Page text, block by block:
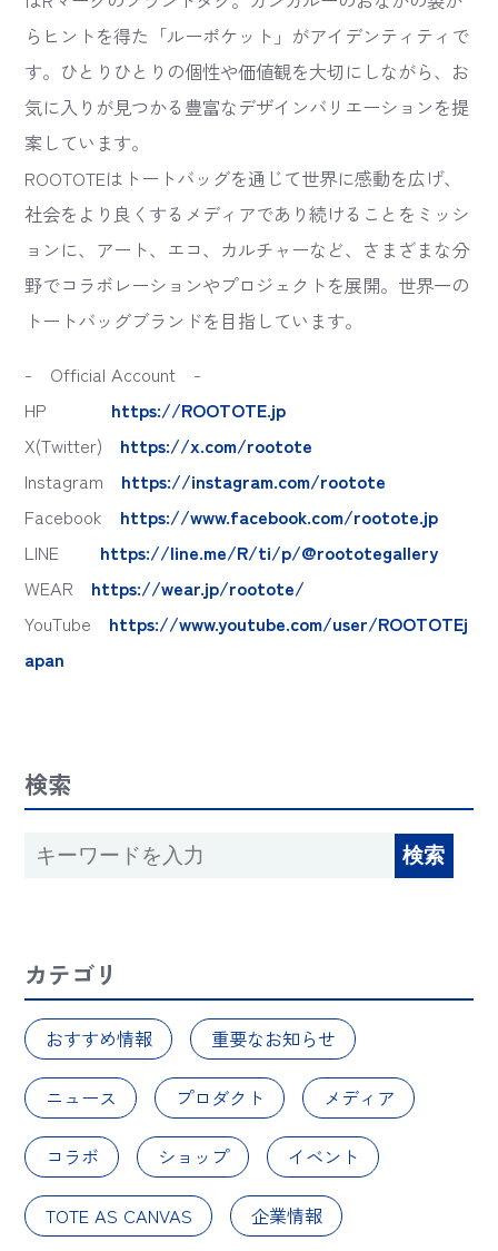
らヒントを得た「ルーポケット」がアイデンティティで
す。ひとりひとりの個性や価値観を大切にしながら、お
気に入りが見つかる豊富なデザインバリエーションを提
案しています。
ROOTOTEはトートバッグを通じて世界に感動を広げ、
社会をより良くするメディアであり続けることをミッシ
ョンに、アート、エコ、カルチャーなど、さまざまな分
野でコラボレーションやプロジェクトを展開。世界一の
トートバッグブランドを目指しています。
- Official Account -
HP https://ROOTOTE.jp
X(Twitter) https://x.com/rootote
Instagram https://instagram.com/rootote
Facebook https://www.facebook.com/rootote.jp
LINE https://line.me/R/ti/p/@roototegallery
WEAR https://wear.jp/rootote/
YouTube https://www.youtube.com/user/ROOTOTEj
apan
検索
カテゴリ
おすすめ情報 重要なお知らせ
ニュース プロダクト メディア
コラボ ショップ イベント
TOTE AS CANVAS 企業情報